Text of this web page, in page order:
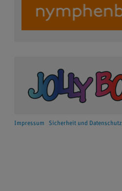
Impressum Sicherheit und Datenschutz